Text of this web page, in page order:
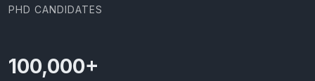
PHD CANDIDATES
100,000+